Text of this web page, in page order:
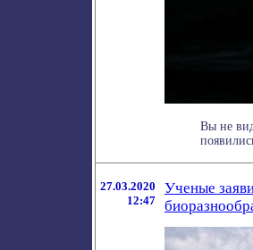
Вы не
27.03.2020
12:47
Ученые